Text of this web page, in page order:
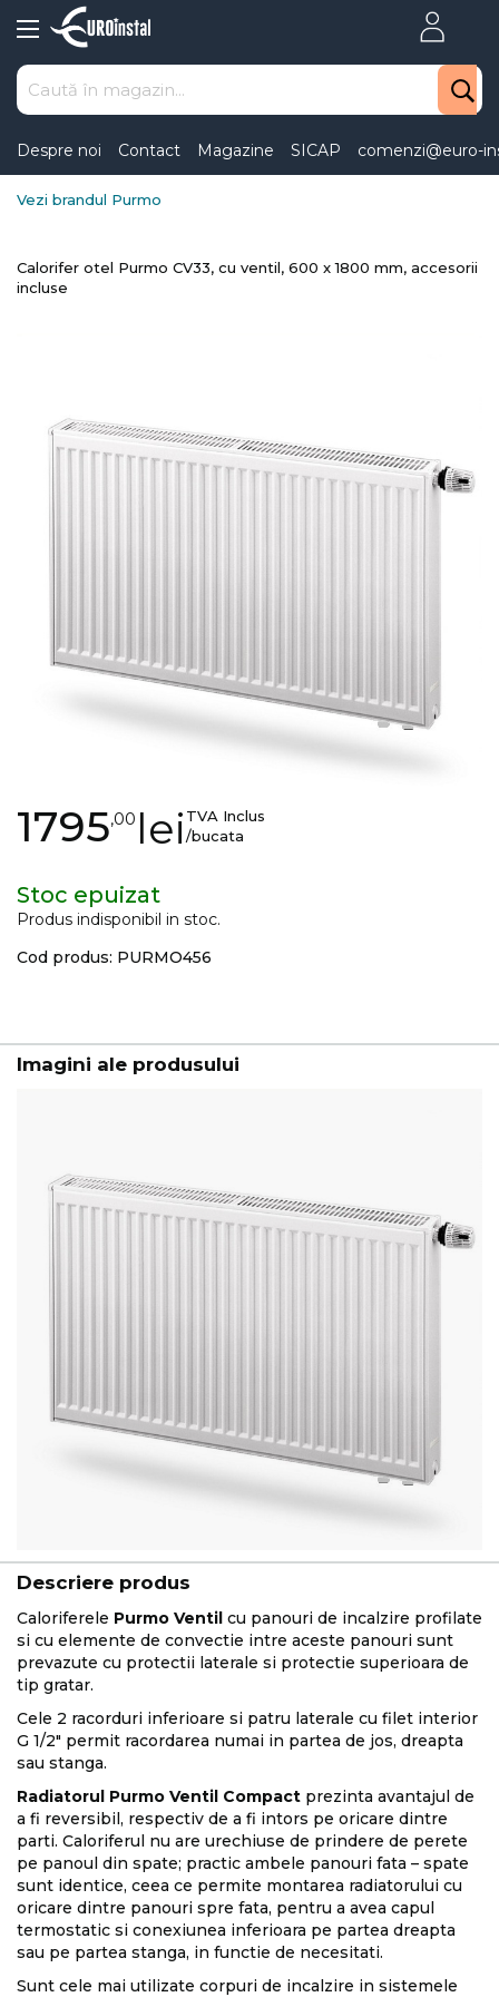
to
Content
Despre noi Contact Magazine SICAP comenzi@euro-
Vezi brandul Purmo
Calorifer otel Purmo CV33, cu ventil, 600 x 1800 mm, accesorii
incluse
Skip
beginning
of
images
1795,00 leiTVA Inclus
/bucata
Stoc epuizat
Produs indisponibil in stoc.
Cod produs: PURMO456
Imagini ale produsului
Descriere produs
Caloriferele Purmo Ventil cu panouri de incalzire profilate
si cu elemente de convectie intre aceste panouri sunt
prevazute cu protectii laterale si protectie superioara de
tip gratar.
Cele 2 racorduri inferioare si patru laterale cu filet interior
G 1/2" permit racordarea numai in partea de jos, dreapta
sau stanga.
Radiatorul Purmo Ventil Compact prezinta avantajul de
a fi reversibil, respectiv de a fi intors pe oricare dintre
parti. Caloriferul nu are urechiuse de prindere de perete
pe panoul din spate; practic ambele panouri fata – spate
sunt identice, ceea ce permite montarea radiatorului cu
oricare dintre panouri spre fata, pentru a avea capul
termostatic si conexiunea inferioara pe partea dreapta
sau pe partea stanga, in functie de necesitati.
Sunt cele mai utilizate corpuri de incalzire in sistemele